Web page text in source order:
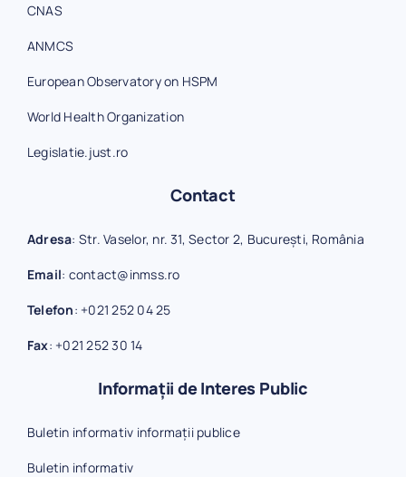
CNAS
ANMCS
European Observatory on HSPM
World Health Organization
Legislatie.just.ro
Contact
Adresa: Str. Vaselor, nr. 31, Sector 2, București, România
Email: contact@inmss.ro
Telefon: +021 252 04 25
Fax: +021 252 30 14
Informații de Interes Public
Buletin informativ informații publice
Buletin informativ